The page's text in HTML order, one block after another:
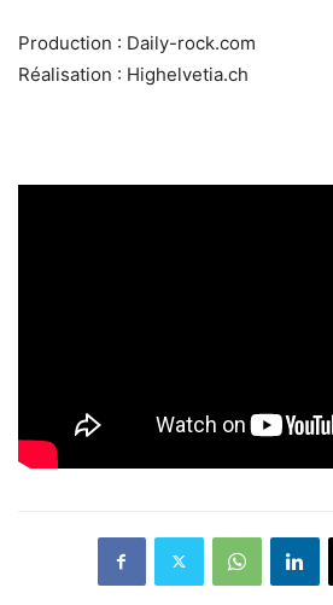
Production : Daily-rock.com
Réalisation : Highelvetia.ch